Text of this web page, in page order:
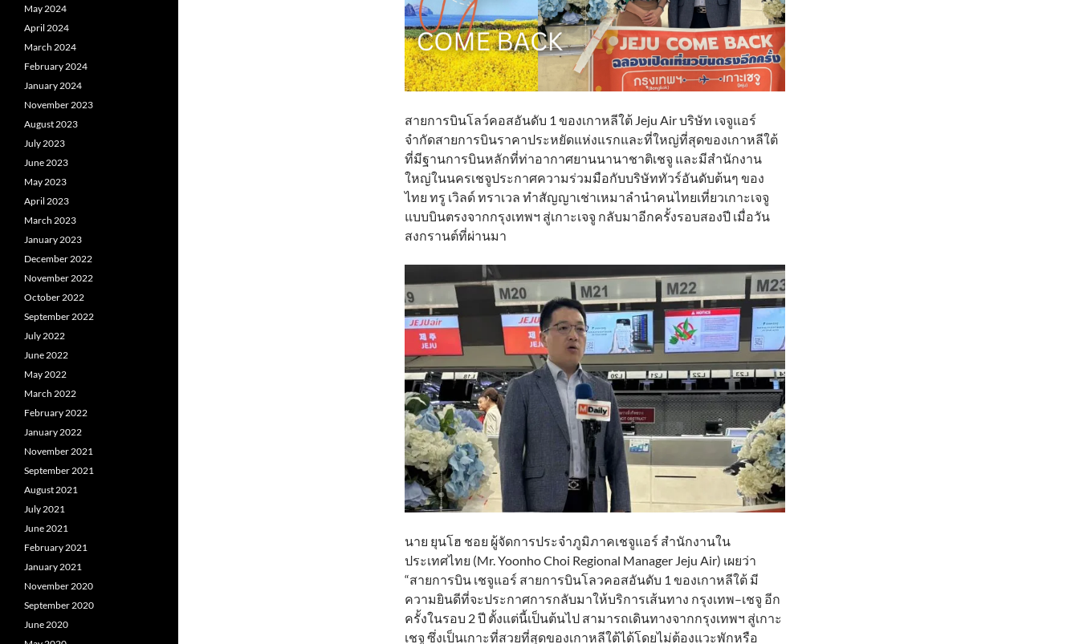
สายการบินโลว์คอสอันดับ 1 ของเกาหลีใต้ Jeju Air บริษัท เจจูแอร์
จำกัดสายการบินราคาประหยัดแห่งแรกและที่ใหญ่ที่สุดของเกาหลีใต้
ที่มีฐานการบินหลักที่ท่าอากาศยานนานาชาติเชจู และมีสำนักงาน
ใหญ่ในนครเชจูประกาศความร่วมมือกับบริษัททัวร์อันดับต้นๆ ของ
ไทย ทรู เวิลด์ ทราเวล ทำสัญญาเช่าเหมาลำนำคนไทยเที่ยวเกาะเจจู
แบบบินตรงจากกรุงเทพฯ สู่เกาะเจจู กลับมาอีกครั้งรอบสองปี เมื่อวัน
สงกรานต์ที่ผ่านมา
นาย ยุนโฮ ชอย ผู้จัดการประจำภูมิภาคเชจูแอร์ สำนักงานใน
ประเทศไทย (Mr. Yoonho Choi Regional Manager Jeju Air) เผยว่า
“สายการบิน เชจูแอร์ สายการบินโลวคอสอันดับ 1 ของเกาหลีใต้ มี
ความยินดีที่จะประกาศการกลับมาให้บริการเส้นทาง กรุงเทพ–เชจู อีก
ครั้งในรอบ 2 ปี ตั้งแต่นี้เป็นต้นไป สามารถเดินทางจากกรุงเทพฯ สู่เกาะ
เชจู ซึ่งเป็นเกาะที่สวยที่สุดของเกาหลีใต้ได้โดยไม่ต้องแวะพักหรือ
May 2024
April 2024
March 2024
February 2024
January 2024
November 2023
August 2023
July 2023
June 2023
May 2023
April 2023
March 2023
January 2023
December 2022
November 2022
October 2022
September 2022
July 2022
June 2022
May 2022
March 2022
February 2022
January 2022
November 2021
September 2021
August 2021
July 2021
June 2021
February 2021
January 2021
November 2020
September 2020
June 2020